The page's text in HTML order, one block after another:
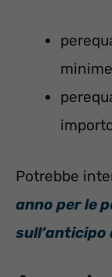
Potrebbe
anno per le